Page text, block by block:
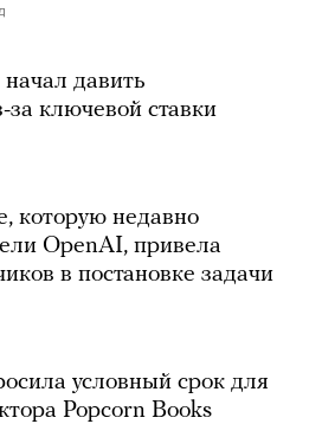
давить
ключевой ставки
которую недавно
OpenAI, привела
в постановке задачи
условный срок для
Popcorn Books